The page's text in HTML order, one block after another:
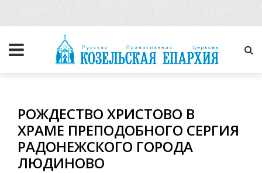
РОЖДЕСТВО ХРИСТОВО В
ХРАМЕ ПРЕПОДОБНОГО СЕРГИЯ
РАДОНЕЖСКОГО ГОРОДА
ЛЮДИНОВО